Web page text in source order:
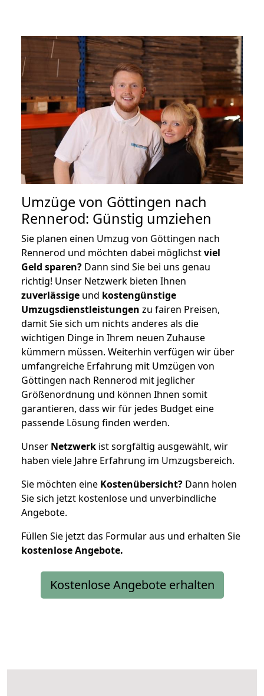
Umzüge von Göttingen nach
Rennerod: Günstig umziehen
Sie planen einen Umzug von Göttingen nach
Rennerod und möchten dabei möglichstviel
Geld sparen? Dann sind Sie bei uns genau
richtig! Unser Netzwerk bieten Ihnen
zuverlässige und kostengünstige
Umzugsdienstleistungen zu fairen Preisen,
damit Sie sich um nichts anderes als die
wichtigen Dinge in Ihrem neuen Zuhause
kümmern müssen. Weiterhin verfügen wir über
umfangreiche Erfahrung mit Umzügen von
Göttingen nach Rennerod mit jeglicher
Größenordnung und können Ihnen somit
garantieren, dass wir für jedes Budget eine
passende Lösung finden werden.
Unser Netzwerk ist sorgfältig ausgewählt, wir
haben viele Jahre Erfahrung im Umzugsbereich.
Sie möchten eine Kostenübersicht? Dann holen
Sie sich jetzt kostenlose und unverbindliche
Angebote.
Füllen Sie jetzt das Formular aus und erhalten Sie
kostenloseAngebote.
Kostenlose Angebote erhalten